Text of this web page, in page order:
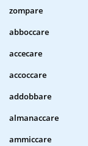
zompare
abboccare
accecare
accoccare
addobbare
almanaccare
ammiccare